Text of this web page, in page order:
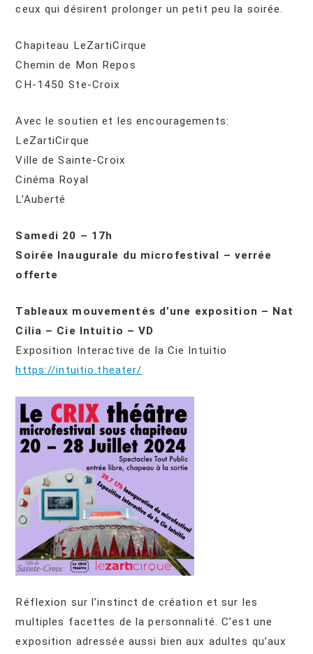
ceux qui désirent prolonger un petit peu la soirée.
Chapiteau LeZartiCirque
Chemin de Mon Repos
CH-1450 Ste-Croix
Avec le soutien et les encouragements:
LeZartiCirque
Ville de Sainte-Croix
Cinéma Royal
L’Auberté
Samedi 20 – 17h
Soirée Inaugurale du microfestival – verrée
offerte
Tableaux mouvementés d’une exposition – Nat
Cilia – Cie Intuitio – VD
Exposition Interactive de la Cie Intuitio
https://intuitio.theater/
Réflexion sur l’instinct de création et sur les
multiples facettes de la personnalité. C’est une
exposition adressée aussi bien aux adultes qu’aux